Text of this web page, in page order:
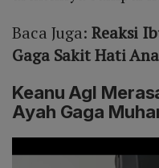
Baca Juga: Reaksi
Gaga Sakit Hati
Keanu Agl
Ayah Gaga